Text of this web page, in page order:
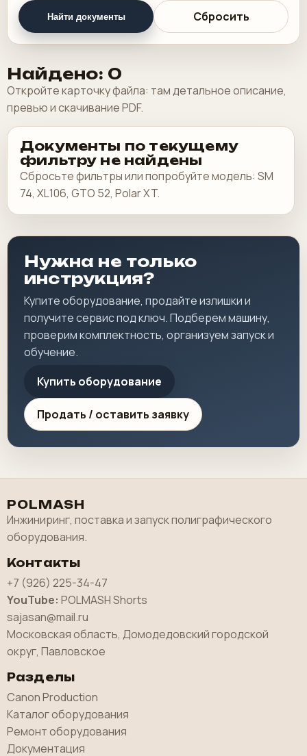
Найти документы Сбросить
Найдено: 0
Откройте карточку файла: там детальное описание,
превью и скачивание PDF.
Документы по текущему
фильтру не найдены
Сбросьте фильтры или попробуйте модель: SM
74, XL106, GTO 52, Polar XT.
Нужна не только
инструкция?
Купите оборудование, продайте излишки и
получите сервис под ключ. Подберем машину,
проверим комплектность, организуем запуск и
обучение.
Купить оборудование
Продать / оставить заявку
POLMASH
Инжиниринг, поставка и запуск полиграфического
оборудования.
Контакты
+7 (926) 225-34-47
YouTube: POLMASH Shorts
sajasan@mail.ru
Московская область, Домодедовский городской
округ, Павловское
Разделы
Canon Production
Каталог оборудования
Ремонт оборудования
Документация